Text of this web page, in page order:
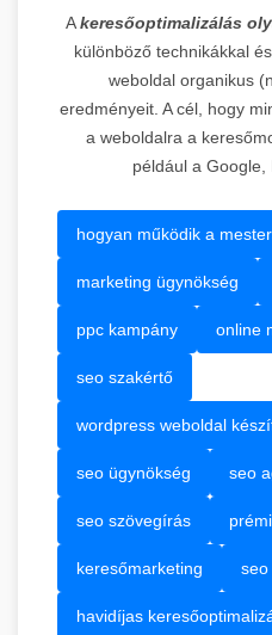
Akeresőoptimalizálás
különböző technikákkal
weboldal organikus
eredményeit. A cél, hogy
a weboldalra a
például a Google,
hogyan működik a
marketing ügynökség
ppc kampány online
seo szakértő
wordpress weboldal
seo ügynökség seo
seo szövegírás
keresőmarketing seo
havidíjas